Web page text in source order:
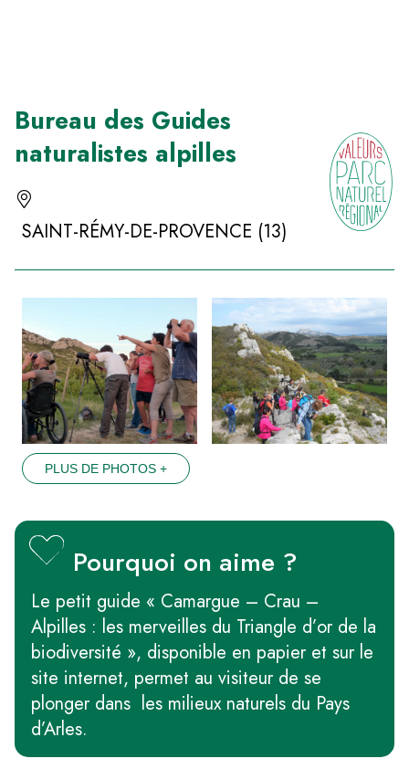
Bureau des Guides
naturalistes alpilles
SAINT-RÉMY-DE-PROVENCE (13)
PLUS DE PHOTOS +
Pourquoi on aime ?
Le petit guide « Camargue – Crau –
Alpilles : les merveilles du Triangle d’or de la
biodiversité », disponible en papier et sur le
site internet, permet au visiteur de se
plonger dans les milieux naturels du Pays
d’Arles.